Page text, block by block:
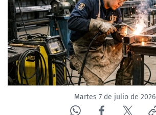
ACTUALIDAD Y TENDENCIAS
CORPORATIVO Y TRANSPARENCIA
CANAL DE DENUNCIAS
ÁREA DE PROYECTOSMartes 7 de julio de 2026